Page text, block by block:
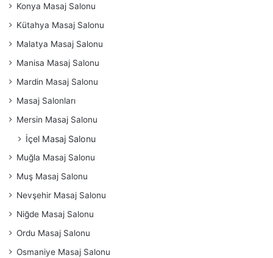
Konya Masaj Salonu
Kütahya Masaj Salonu
Malatya Masaj Salonu
Manisa Masaj Salonu
Mardin Masaj Salonu
Masaj Salonları
Mersin Masaj Salonu
İçel Masaj Salonu
Muğla Masaj Salonu
Muş Masaj Salonu
Nevşehir Masaj Salonu
Niğde Masaj Salonu
Ordu Masaj Salonu
Osmaniye Masaj Salonu